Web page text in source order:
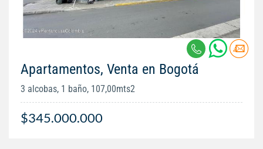
Apartamentos, Venta en Bogotá
3 alcobas, 1 baño, 107,00mts2
$345.000.000